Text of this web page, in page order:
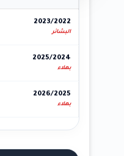
2023/2022
البشائر
2025/2024
بهلاء
2026/2025
بهلاء